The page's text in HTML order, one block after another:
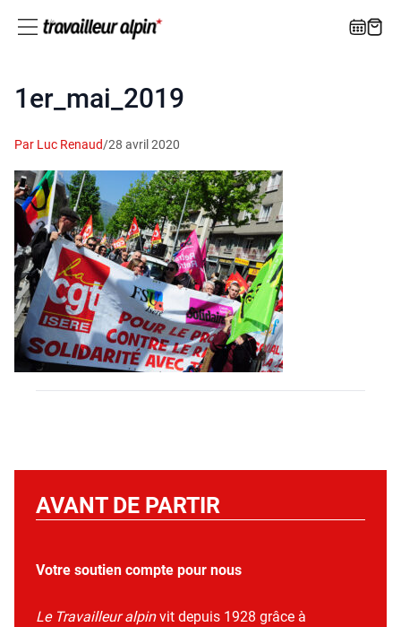
1er_mai_2019
Par Luc Renaud/28 avril 2020
AVANT DE PARTIR
Votre soutien compte pour nous
Le Travailleur alpinvit depuis 1928 grâce à